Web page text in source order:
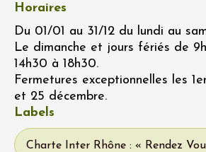
Horaires
Du 01/01 au 31/12 du lundi au
Le dimanche et jours fériés de
14h30 à 18h30.
Fermetures exceptionnelles les
et 25 décembre.
Labels
Charte Inter Rhône : « Rendez